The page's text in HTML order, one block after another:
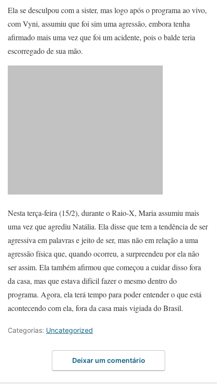
Ela se desculpou com a sister, mas logo após o programa ao vivo,
com Vyni, assumiu que foi sim uma agressão, embora tenha
afirmado mais uma vez que foi um acidente, pois o balde teria
escorregado de sua mão.
Nesta terça-feira (15/2), durante o Raio-X, Maria assumiu mais
uma vez que agrediu Natália. Ela disse que tem a tendência de ser
agressiva em palavras e jeito de ser, mas não em relação a uma
agressão física que, quando ocorreu, a surpreendeu por ela não
ser assim. Ela também afirmou que começou a cuidar disso fora
da casa, mas que estava difícil fazer o mesmo dentro do
programa. Agora, ela terá tempo para poder entender o que está
acontecendo com ela, fora da casa mais vigiada do Brasil.
Categorias: Uncategorized
Deixar um comentário